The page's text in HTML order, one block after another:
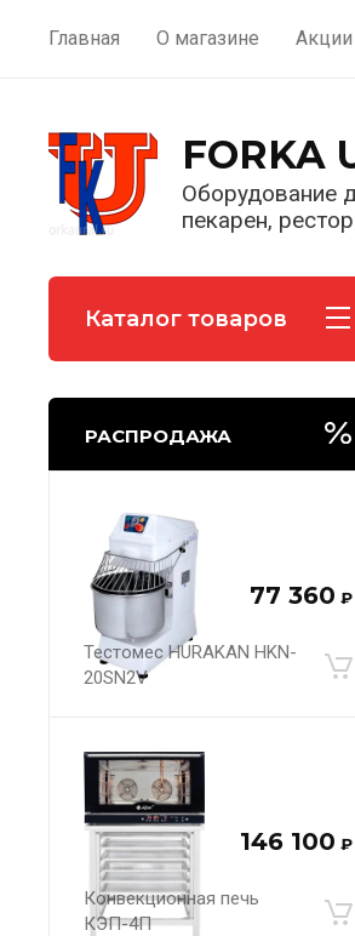
Главная О магазине Акции
FORKA
Оборудование
пекарен,
Каталог товаров
РАСПРОДАЖА
77 360 ₽
Тестомес HURAKAN HKN-
20SN2V
146 100 ₽
Конвекционная печь
КЭП-4П